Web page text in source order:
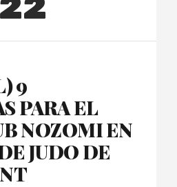
22
9
PARA EL
NOZOMI EN
JUDO DE